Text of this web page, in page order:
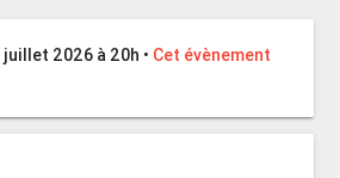
2026 à 20h • Cet évènement